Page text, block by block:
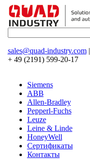
sales@quad-industry.com|
+ 49 (2191) 599-20-17
Siemens
ABB
Allen-Bradley
Pepperl-Fuchs
Leuze
Leine & Linde
HoneyWell
Сертификаты
Контакты